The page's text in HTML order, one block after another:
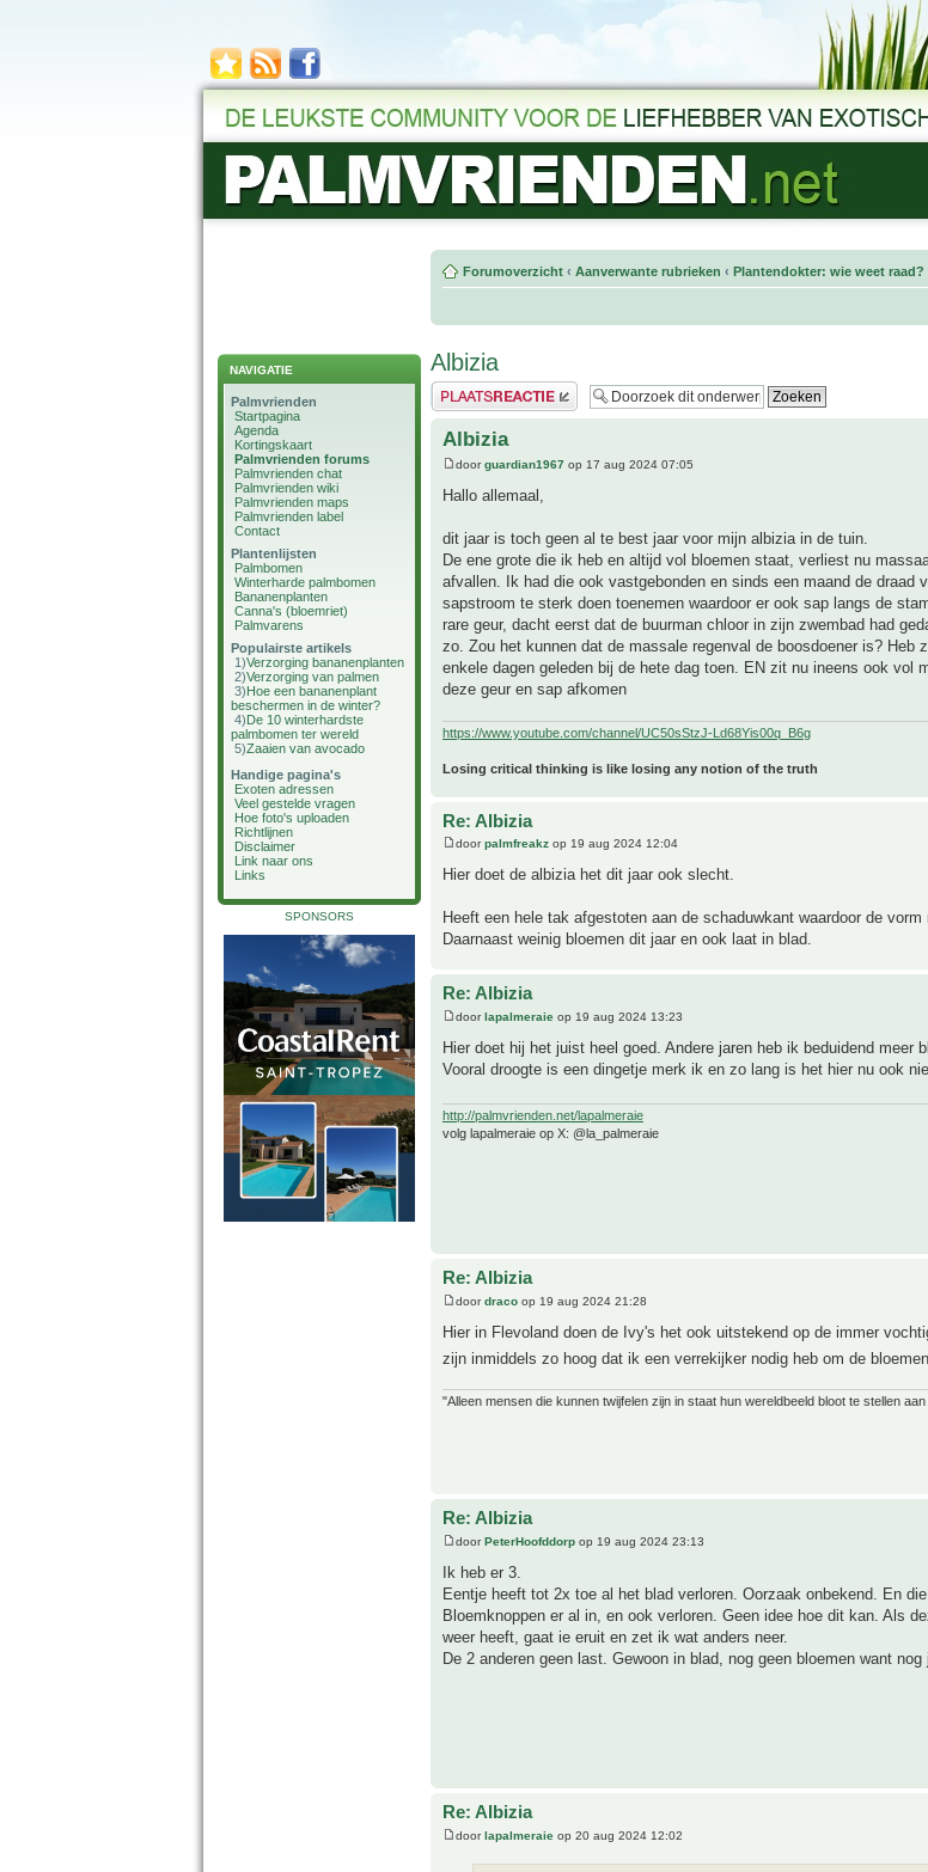
NAVIGATIE
Palmvrienden
Startpagina
Agenda
Kortingskaart
Palmvrienden forums
Palmvrienden chat
Palmvrienden wiki
Palmvrienden maps
Palmvrienden label
Contact
Plantenlijsten
Palmbomen
Winterharde palmbomen
Bananenplanten
Canna's (bloemriet)
Palmvarens
Populairste artikels
1)Verzorging bananenplanten
2)Verzorging van palmen
3)Hoe een bananenplant
beschermen in de winter?
4)De 10 winterhardste
palmbomen ter wereld
5)Zaaien van avocado
Handige pagina's
Exoten adressen
Veel gestelde vragen
Hoe foto's uploaden
Richtlijnen
Disclaimer
Link naar ons
Links
SPONSORS
Forumoverzicht ‹ Aanverwante rubrieken ‹ Plantendokter: wie weet raad?
Albizia
Plaats een reactie
Albizia
doorguardian1967 op 17 aug 2024 07:05
Hallo allemaal,
dit jaar is toch geen al te best jaar voor mijn albizia in de tuin.
De ene grote die ik heb en altijd vol bloemen staat, verliest nu
afvallen. Ik had die ook vastgebonden en sinds een maand de draad
sapstroom te sterk doen toenemen waardoor er ook sap langs de
rare geur, dacht eerst dat de buurman chloor in zijn zwembad had
zo. Zou het kunnen dat de massale regenval de boosdoener is? Heb
enkele dagen geleden bij de hete dag toen. EN zit nu ineens ook vol
deze geur en sap afkomen
https://www.youtube.com/channel/UC50sStzJ-Ld68Yis00q_B6g
Losing critical thinking is like losing any notion of the truth
Re: Albizia
doorpalmfreakz op 19 aug 2024 12:04
Hier doet de albizia het dit jaar ook slecht.
Heeft een hele tak afgestoten aan de schaduwkant waardoor de
Daarnaast weinig bloemen dit jaar en ook laat in blad.
Re: Albizia
doorlapalmeraie op 19 aug 2024 13:23
Hier doet hij het juist heel goed. Andere jaren heb ik beduidend meer
Vooral droogte is een dingetje merk ik en zo lang is het hier nu ook
http://palmvrienden.net/lapalmeraie
volg lapalmeraie op X: @la_palmeraie
Re: Albizia
doordraco op 19 aug 2024 21:28
Hier in Flevoland doen de Ivy's het ook uitstekend op de immer
zijn inmiddels zo hoog dat ik een verrekijker nodig heb om de
"Alleen mensen die kunnen twijfelen zijn in staat hun wereldbeeld bloot te stellen
Re: Albizia
doorPeterHoofddorp op 19 aug 2024 23:13
Ik heb er 3.
Eentje heeft tot 2x toe al het blad verloren. Oorzaak onbekend. En
Bloemknoppen er al in, en ook verloren. Geen idee hoe dit kan. Als
weer heeft, gaat ie eruit en zet ik wat anders neer.
De 2 anderen geen last. Gewoon in blad, nog geen bloemen want nog
Re: Albizia
doorlapalmeraie op 20 aug 2024 12:02